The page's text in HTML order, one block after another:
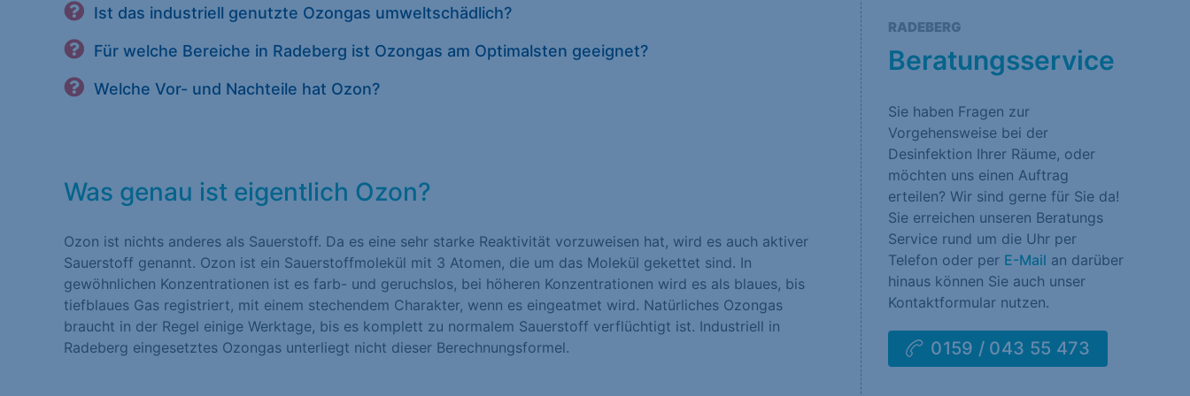
Ist das industriell genutzte Ozongas umweltschädlich?
Für welche Bereiche in Radeberg ist Ozongas am Optimalsten geeignet?
Welche Vor- und Nachteile hat Ozon?
Was genau ist eigentlich Ozon?
Ozon ist nichts anderes als Sauerstoff. Da es eine sehr starke Reaktivität vorzuweisen hat, wird es auch aktiver
Sauerstoff genannt. Ozon ist ein Sauerstoffmolekül mit 3 Atomen, die um das Molekül gekettet sind. In
gewöhnlichen Konzentrationen ist es farb- und geruchslos, bei höheren Konzentrationen wird es als blaues, bis
tiefblaues Gas registriert, mit einem stechendem Charakter, wenn es eingeatmet wird. Natürliches Ozongas
braucht in der Regel einige Werktage, bis es komplett zu normalem Sauerstoff verflüchtigt ist. Industriell in
Radeberg eingesetztes Ozongas unterliegt nicht dieser Berechnungsformel.
RADEBERG
Beratungsservice
Sie haben Fragen zur
Vorgehensweise bei der
Desinfektion Ihrer Räume, oder
möchten uns einen Auftrag
erteilen? Wir sind gerne für Sie da!
Sie erreichen unseren Beratungs
Service rund um die Uhr per
Telefon oder per E-Mail an darüber
hinaus können Sie auch unser
Kontaktformular nutzen.
0159 / 043 55 473
Impressum